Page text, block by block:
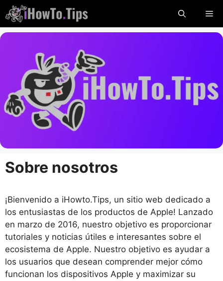
Saltar
al
contenido
Sobre nosotros
¡Bienvenido a iHowto.Tips, un sitio web dedicado a
los entusiastas de los productos de Apple! Lanzado
en marzo de 2016, nuestro objetivo es proporcionar
tutoriales y noticias útiles e interesantes sobre el
ecosistema de Apple. Nuestro objetivo es ayudar a
los usuarios que desean comprender mejor cómo
funcionan los dispositivos Apple y maximizar su